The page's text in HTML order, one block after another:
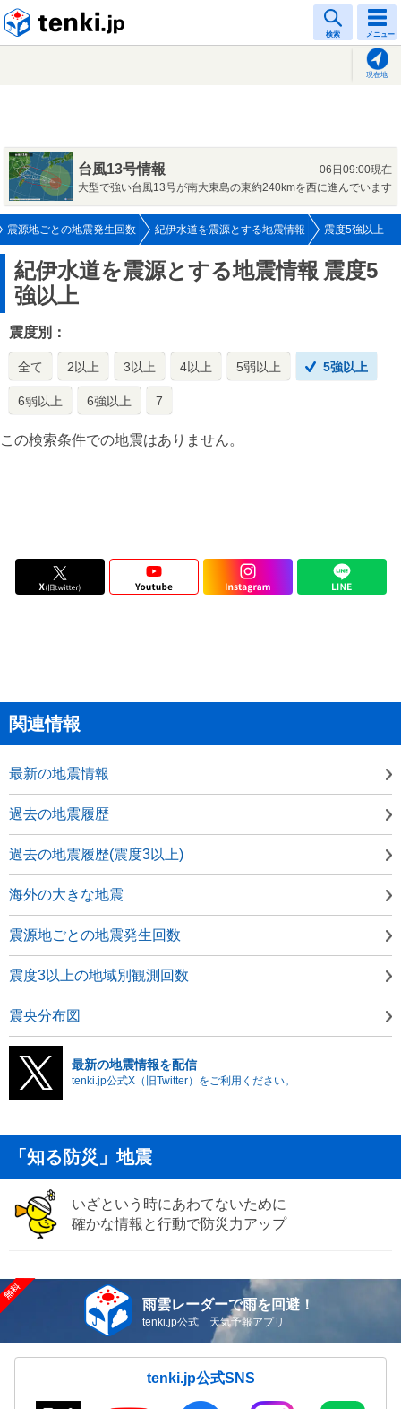
検索 メニュー
現在地
台風13号情報
06日09:00現在
大型で強い台風13号が南大東島の東約240kmを西に進んでいます
震源地ごとの地震発生回数 紀伊水道を震源とする地震情報 震度5強以上
紀伊水道を震源とする地震情報 震度5
強以上
震度別：
全て 2以上 3以上 4以上 5弱以上 5強以上
6弱以上 6強以上 7
この検索条件での地震はありません。
関連情報
最新の地震情報
過去の地震履歴
過去の地震履歴(震度3以上)
海外の大きな地震
震源地ごとの地震発生回数
震度3以上の地域別観測回数
震央分布図
最新の地震情報を配信
tenki.jp公式X（旧Twitter）をご利用ください。
「知る防災」地震
いざという時にあわてないために
確かな情報と行動で防災力アップ
雨雲レーダーで雨を回避！
tenki.jp公式 天気予報アプリ
tenki.jp公式SNS